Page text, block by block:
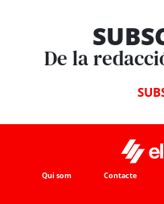
De la
Qui som Contacte